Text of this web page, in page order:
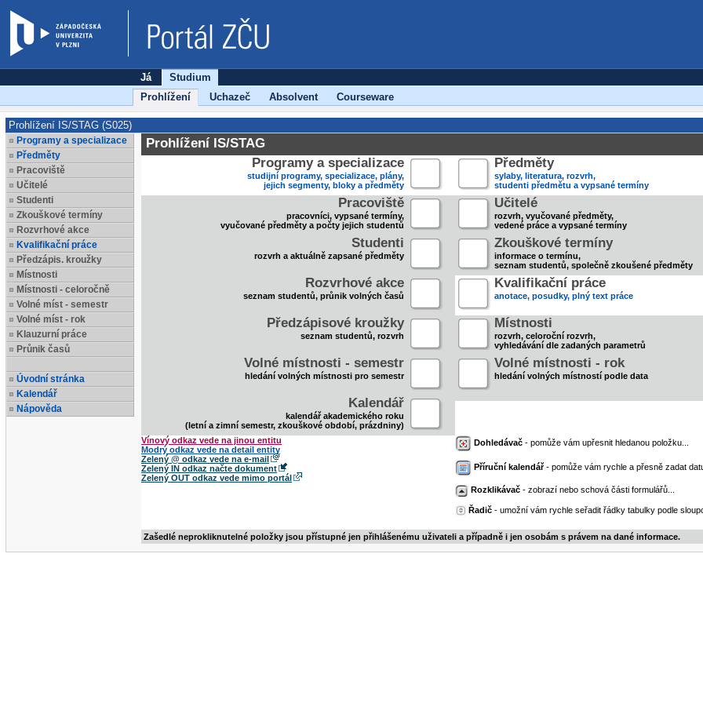
Já
Studium
Prohlížení
Uchazeč Absolvent Courseware
Prohlížení IS/STAG (S025)
Programy a specializace
Předměty
Pracoviště
Učitelé
Studenti
Zkouškové termíny
Rozvrhové akce
Kvalifikační práce
Předzápis. kroužky
Místnosti
Místnosti - celoročně
Volné míst - semestr
Volné míst - rok
Klauzurní práce
Průnik časů
Úvodní stránka
Kalendář
Nápověda
Prohlížení IS/STAG
Programy a specializace
studijní programy, specializace, plány,
jejich segmenty, bloky a předměty
Předměty
sylaby, literatura, rozvrh,
studenti předmětu a vypsané termíny
Pracoviště
pracovníci, vypsané termíny,
vyučované předměty a počty jejich studentů
Učitelé
rozvrh, vyučované předměty,
vedené práce a vypsané termíny
Studenti
rozvrh a aktuálně zapsané předměty
Zkouškové termíny
informace o termínu,
seznam studentů, společně zkoušené předměty
Rozvrhové akce
seznam studentů, průnik volných časů
Kvalifikační práce
anotace, posudky, plný text práce
Předzápisové kroužky
seznam studentů, rozvrh
Místnosti
rozvrh, celoroční rozvrh,
vyhledávání dle zadaných parametrů
Volné místnosti - semestr
hledání volných místnosti pro semestr
Volné místnosti - rok
hledání volných místností podle data
Kalendář
kalendář akademického roku
(letní a zimní semestr, zkouškové období, prázdniny)
Vínový odkaz vede na jinou entitu
Modrý odkaz vede na detail entity
Zelený @ odkaz vede na e-mail
Zelený IN odkaz načte dokument
Zelený OUT odkaz vede mimo portál
Dohledávač - pomůže vám upřesnit hledanou položku...
Příruční kalendář- pomůže vám rychle a přesně zadat
Rozklikávač - zobrazí nebo schová části formulářů...
Řadič - umožní vám rychle seřadit řádky tabulky podle
Zašedlé neprokliknutelné položky jsou přístupné jen přihlášenému uživateli a případně i jen osobám s právem na dané informace.